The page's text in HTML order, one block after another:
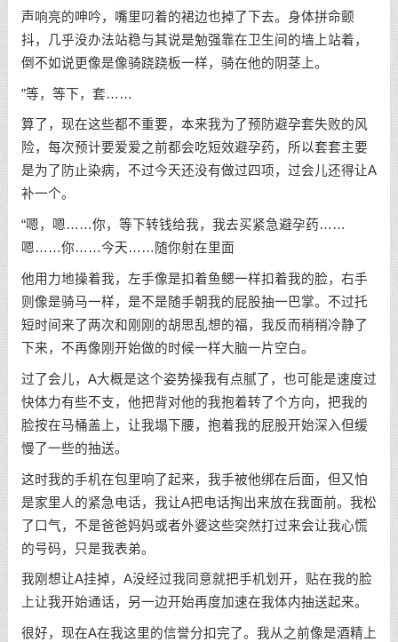
声响亮的呻吟，嘴里叼着的裙边也掉了下去。身体拼命颤
抖，几乎没办法站稳与其说是勉强靠在卫生间的墙上站着，
倒不如说更像是像骑跷跷板一样，骑在他的阴茎上。
”等，等下，套……
算了，现在这些都不重要，本来我为了预防避孕套失败的风
险，每次预计要爱爱之前都会吃短效避孕药，所以套套主要
是为了防止染病，不过今天还没有做过四项，过会儿还得让A
补一个。
“嗯，嗯……你，等下转钱给我，我去买紧急避孕药……
嗯……你……今天……随你射在里面
他用力地操着我，左手像是扣着鱼鳃一样扣着我的脸，右手
则像是骑马一样，是不是随手朝我的屁股抽一巴掌。不过托
短时间来了两次和刚刚的胡思乱想的福，我反而稍稍冷静了
下来，不再像刚开始做的时候一样大脑一片空白。
过了会儿，A大概是这个姿势操我有点腻了，也可能是速度过
快体力有些不支，他把背对他的我抱着转了个方向，把我的
脸按在马桶盖上，让我塌下腰，抱着我的屁股开始深入但缓
慢了一些的抽送。
这时我的手机在包里响了起来，我手被他绑在后面，但又怕
是家里人的紧急电话，我让A把电话掏出来放在我面前。我松
了口气，不是爸爸妈妈或者外婆这些突然打过来会让我心慌
的号码，只是我表弟。
我刚想让A挂掉，A没经过我同意就把手机划开，贴在我的脸
上让我开始通话，另一边开始再度加速在我体内抽送起来。
很好，现在A在我这里的信誉分扣完了。我从之前像是酒精上